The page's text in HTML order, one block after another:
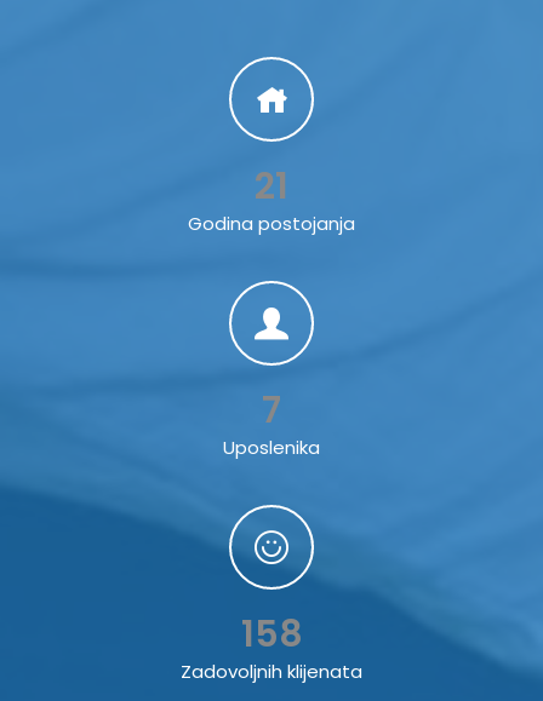
21
Godina postojanja
7
Uposlenika
158
Zadovoljnih klijenata